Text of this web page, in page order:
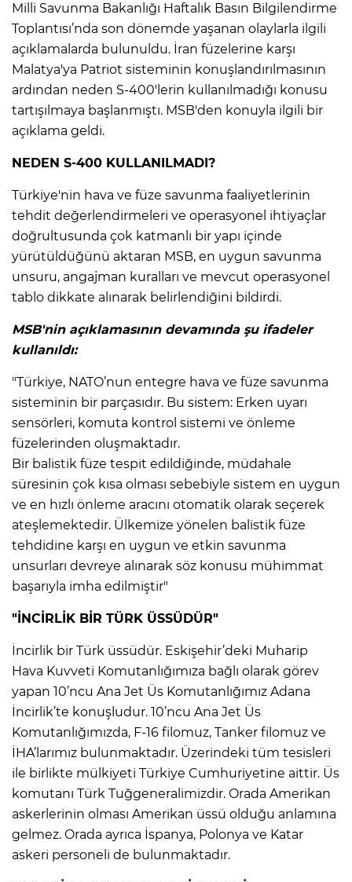
Milli Savunma Bakanlığı Haftalık Basın Bilgilendirme
Toplantısı’nda son dönemde yaşanan olaylarla ilgili
açıklamalarda bulunuldu. İran füzelerine karşı
Malatya'ya Patriot sisteminin konuşlandırılmasının
ardından neden S-400'lerin kullanılmadığı konusu
tartışılmaya başlanmıştı. MSB'den konuyla ilgili bir
açıklama geldi.
NEDEN S-400 KULLANILMADI?
Türkiye'nin hava ve füze savunma faaliyetlerinin
tehdit değerlendirmeleri ve operasyonel ihtiyaçlar
doğrultusunda çok katmanlı bir yapı içinde
yürütüldüğünü aktaran MSB, en uygun savunma
unsuru, angajman kuralları ve mevcut operasyonel
tablo dikkate alınarak belirlendiğini bildirdi.
MSB'nin açıklamasının devamında şu ifadeler
kullanıldı:
"Türkiye, NATO’nun entegre hava ve füze savunma
sisteminin bir parçasıdır. Bu sistem: Erken uyarı
sensörleri, komuta kontrol sistemi ve önleme
füzelerinden oluşmaktadır.
Bir balistik füze tespit edildiğinde, müdahale
süresinin çok kısa olması sebebiyle sistem en uygun
ve en hızlı önleme aracını otomatik olarak seçerek
ateşlemektedir. Ülkemize yönelen balistik füze
tehdidine karşı en uygun ve etkin savunma
unsurları devreye alınarak söz konusu mühimmat
başarıyla imha edilmiştir"
"İNCİRLİK BİR TÜRK ÜSSÜDÜR"
İncirlik bir Türk üssüdür. Eskişehir’deki Muharip
Hava Kuvveti Komutanlığımıza bağlı olarak görev
yapan 10’ncu Ana Jet Üs Komutanlığımız Adana
İncirlik’te konuşludur. 10’ncu Ana Jet Üs
Komutanlığımızda, F-16 filomuz, Tanker filomuz ve
İHA’larımız bulunmaktadır. Üzerindeki tüm tesisleri
ile birlikte mülkiyeti Türkiye Cumhuriyetine aittir. Üs
komutanı Türk Tuğgeneralimizdir. Orada Amerikan
askerlerinin olması Amerikan üssü olduğu anlamına
gelmez. Orada ayrıca İspanya, Polonya ve Katar
askeri personeli de bulunmaktadır.